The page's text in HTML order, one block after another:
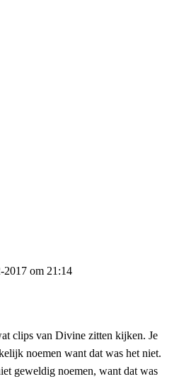
2017 om 21:14
clips van Divine zitten kijken. Je
noemen want dat was het niet.
geweldig noemen, want dat was